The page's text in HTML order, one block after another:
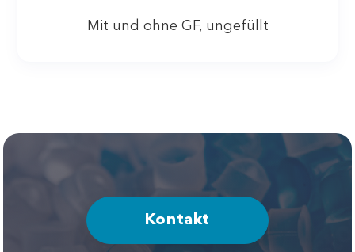
Mit und ohne GF, ungefüllt
Kontakt